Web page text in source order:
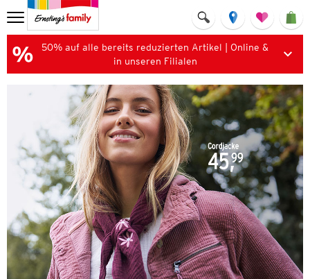
50% auf alle bereits reduzierten Artikel | Online &
in unseren Filialen